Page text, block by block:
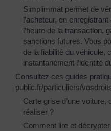
Simplimmat permet de
l’acheteur, en
l’heure de la transaction,
sanctions futures. Vous
de la fiabilité du véhicule,
instantanément l’identité
Consultez ces guides
public.fr/particuliers/
Carte grise d’une
réaliser ?
Comment lire et